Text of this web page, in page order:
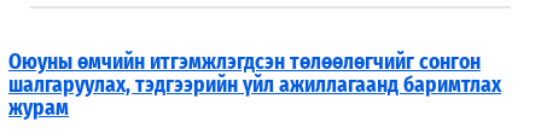
Оюуны өмчийн итгэмжлэгдсэн төлөөлөгчийг сонгон
шалгаруулах, тэдгээрийн үйл ажиллагаанд баримтлах
журам